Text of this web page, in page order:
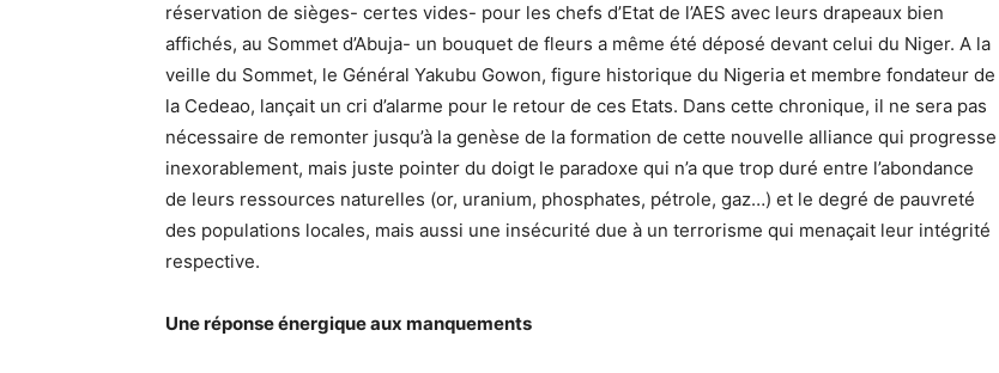
réservation de sièges- certes vides- pour les chefs d’Etat de l’AES avec leurs drapeaux bien
affichés, au Sommet d’Abuja- un bouquet de fleurs a même été déposé devant celui du Niger. A la
veille du Sommet, le Général Yakubu Gowon, figure historique du Nigeria et membre fondateur de
la Cedeao, lançait un cri d’alarme pour le retour de ces Etats. Dans cette chronique, il ne sera pas
nécessaire de remonter jusqu’à la genèse de la formation de cette nouvelle alliance qui progresse
inexorablement, mais juste pointer du doigt le paradoxe qui n’a que trop duré entre l’abondance
de leurs ressources naturelles (or, uranium, phosphates, pétrole, gaz…) et le degré de pauvreté
des populations locales, mais aussi une insécurité due à un terrorisme qui menaçait leur intégrité
respective.
Une réponse énergique aux manquements